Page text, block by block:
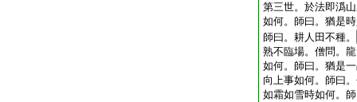
第三世。於法即潙
如何。師曰。猶是
師曰。耕人田不種。
熟不臨場。僧問。
如何。師曰。猶是
向上事如何。師曰
如霜如雪時如何。